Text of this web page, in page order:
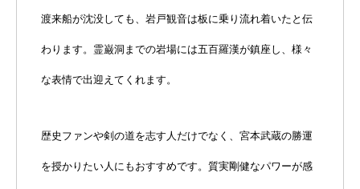
渡来船が沈没しても、岩戸観音は板に乗り流れ着いたと伝
わります。霊巌洞までの岩場には五百羅漢が鎮座し、様々
な表情で出迎えてくれます。
歴史ファンや剣の道を志す人だけでなく、宮本武蔵の勝運
を授かりたい人にもおすすめです。質実剛健なパワーが感